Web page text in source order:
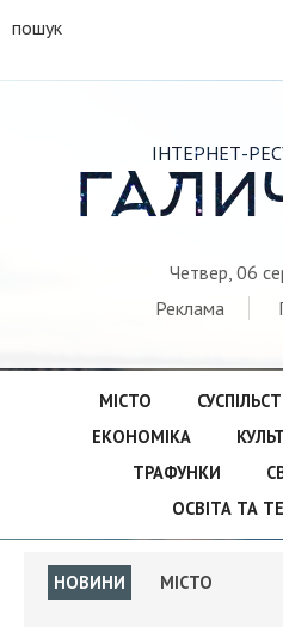
пошук
ІНТЕРНЕТ-
Четвер, 06
Реклама
МІСТО
ЕКОНОМІКА
ТРАФУНКИ
ОСВІТА ТА
НОВИНИ МІСТО